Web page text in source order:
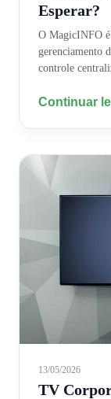
Esperar?
O MagicINFO
gerenciamento
controle
Continuar
13/05/2026
TV